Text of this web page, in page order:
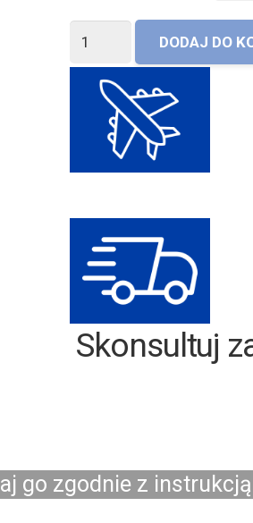
ilość
Mollyflex
DODAJ DO
Skonsultuj
go zgodnie z